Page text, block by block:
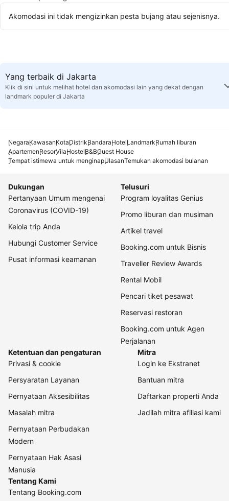
Akomodasi ini tidak mengizinkan pesta bujang atau sejenisnya.
Yang terbaik di Jakarta
Klik di sini untuk melihat hotel dan akomodasi lain yang dekat dengan
landmark populer di Jakarta
NegaraKawasanKotaDistrikBandaraHotelLandmarkRumah liburan
ApartemenResorVilaHostelB&BGuest House
Tempat istimewa untuk menginapUlasanTemukan akomodasi bulanan
Dukungan
Pertanyaan Umum mengenai
Coronavirus (COVID-19)
Kelola trip Anda
Hubungi Customer Service
Pusat informasi keamanan
Telusuri
Program loyalitas Genius
Promo liburan dan musiman
Artikel travel
Booking.com untuk Bisnis
Traveller Review Awards
Rental Mobil
Pencari tiket pesawat
Reservasi restoran
Booking.com untuk Agen
Perjalanan
Ketentuan dan pengaturan
Privasi & cookie
Persyaratan Layanan
Pernyataan Aksesibilitas
Masalah mitra
Pernyataan Perbudakan
Modern
Pernyataan Hak Asasi
Manusia
Mitra
Login ke Ekstranet
Bantuan mitra
Daftarkan properti Anda
Jadilah mitra afiliasi kami
Tentang Kami
Tentang Booking.com